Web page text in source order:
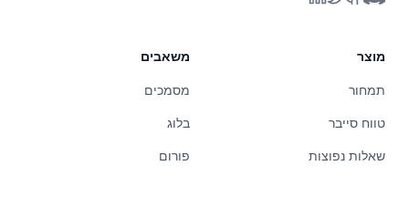
מוצר
תמחור
טווח סייבר
שאלות נפוצות
משאבים
מסמכים
בלוג
פורום